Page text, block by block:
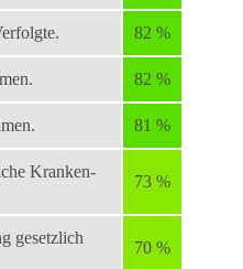
82 %
82 %
81 %
Kranken-
73 %
gesetzlich
70 %